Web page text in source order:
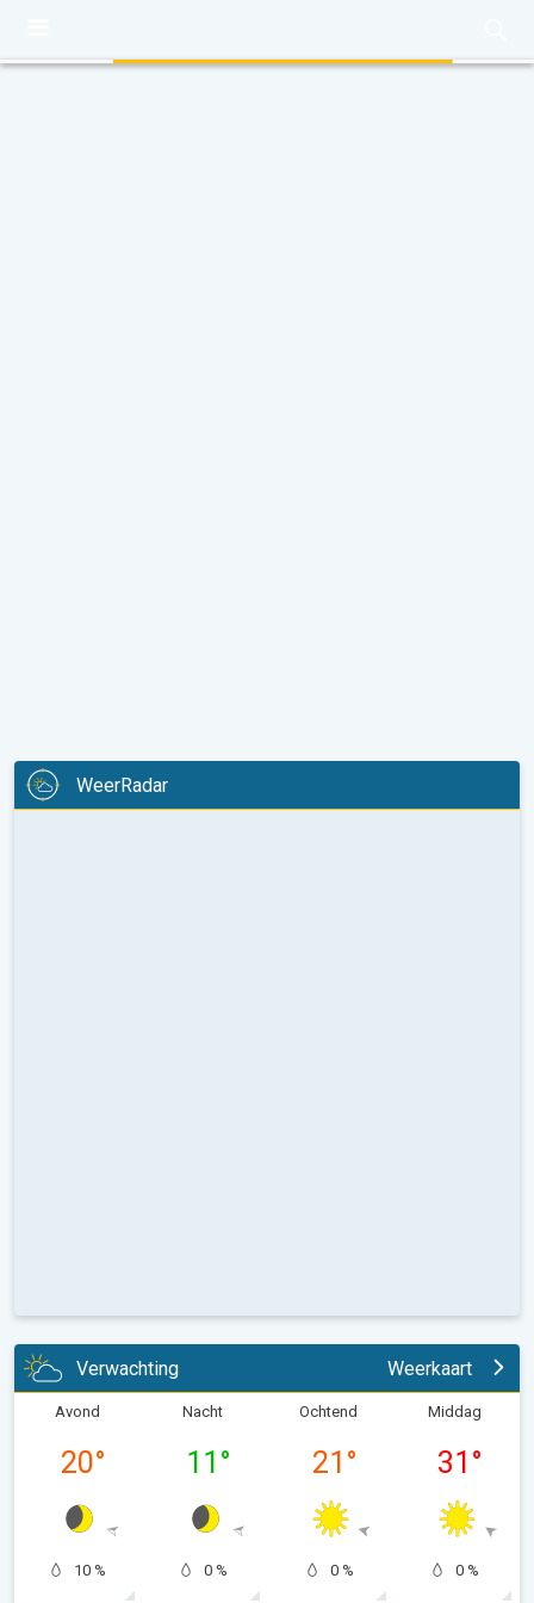
WeerRadar
Verwachting Weerkaart
Avond
20°
10 %
Nacht
11 °
0 %
Ochtend
21 °
0 %
Middag
31 °
0 %